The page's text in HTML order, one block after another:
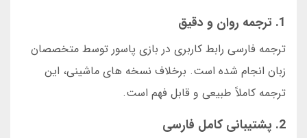
1. ترجمه روان و دقیق
ترجمه فارسی رابط کاربری در بازی پاسور توسط متخصصان
زبان انجام شده است. برخلاف نسخه های ماشینی، این
ترجمه کاملاً طبیعی و قابل فهم است.
2. پشتیبانی کامل فارسی